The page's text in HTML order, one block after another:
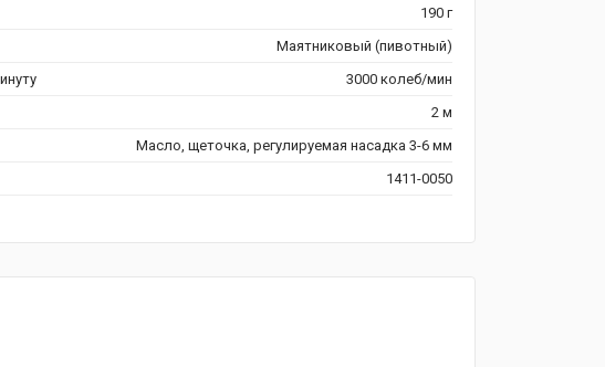
190 г
Маятниковый (пивотный)
3000 колеб/мин
2 м
Масло, щеточка, регулируемая насадка 3-6 мм
1411-0050